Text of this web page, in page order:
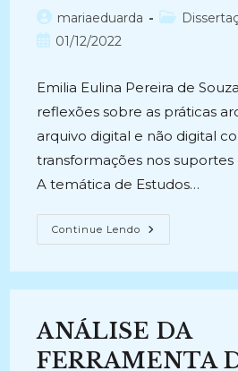
Autor
do
mariaeduarda
Categoria
Post01/12/2022
Emilia Eulina Pereira de
reflexões sobre as práticas
arquivo digital e não digital
transformações nos
A temática de Estudos…
Continue Lendo ENTRE
O
NÃO
Estudo
Dos
Usuários
Do
ANÁLISE DA
FERRAMENTA